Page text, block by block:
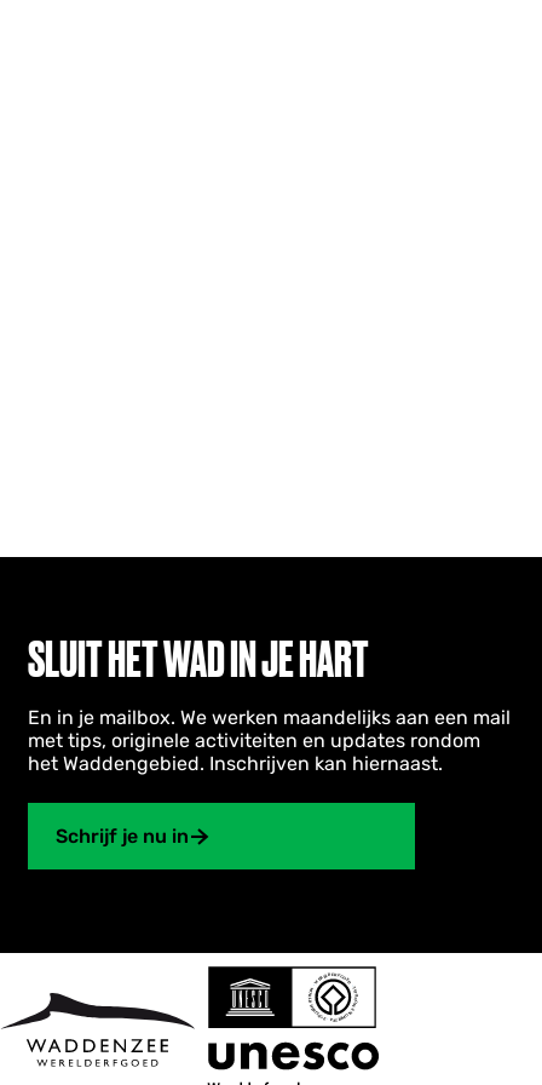
SLUIT HET WAD IN JE HART
En in je mailbox. We werken maandelijks aan een mail
met tips, originele activiteiten en updates rondom
het Waddengebied. Inschrijven kan hiernaast.
Schrijf je nu in